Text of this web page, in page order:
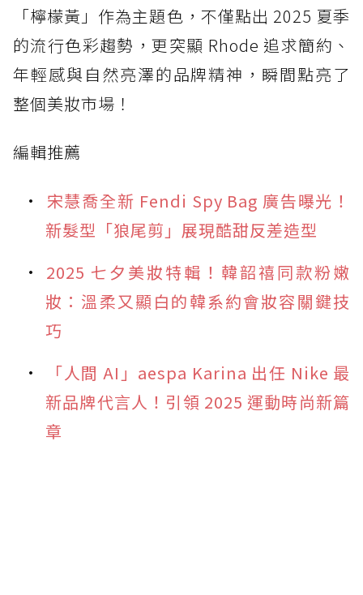
「檸檬黃」作為主題色，不僅點出 2025 夏季
的流行色彩趨勢，更突顯 Rhode 追求簡約、
年輕感與自然亮澤的品牌精神，瞬間點亮了
整個美妝市場！
編輯推薦
宋慧喬全新 Fendi Spy Bag 廣告曝光！
新髮型「狼尾剪」展現酷甜反差造型
2025 七夕美妝特輯！韓韶禧同款粉嫩
妝：溫柔又顯白的韓系約會妝容關鍵技
巧
「人間 AI」aespa Karina 出任 Nike 最
新品牌代言人！引領 2025 運動時尚新篇
章